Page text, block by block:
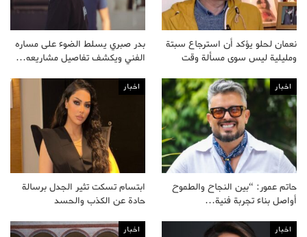
نعمان لحلو يؤكد أن استرجاع سبتة
ومليلية ليس سوى مسألة وقت
بدر صبري يسلط الضوء على مساره
الفني ويكشف تفاصيل مشاريعه…
اخبار
حاتم عمور: “بين النجاح والطموح
أواصل بناء تجربة فنية…
اخبار
ابتسام تسكت تثير الجدل برسالة
حادة عن الكذب والحسد
اخبار اخبار